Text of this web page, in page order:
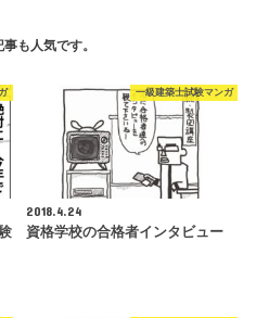
も人気です。
一級建築士試験マンガ
2018.4.24
資格学校の合格者インタビュー